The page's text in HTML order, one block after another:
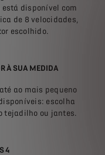
disponível com
de 8 velocidades,
escolhido.
À SUA MEDIDA
ao mais pequeno
escolha
tejadilho ou jantes.
4